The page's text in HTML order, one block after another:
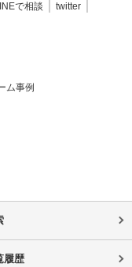
で相談
twitter
ム事例
履歴